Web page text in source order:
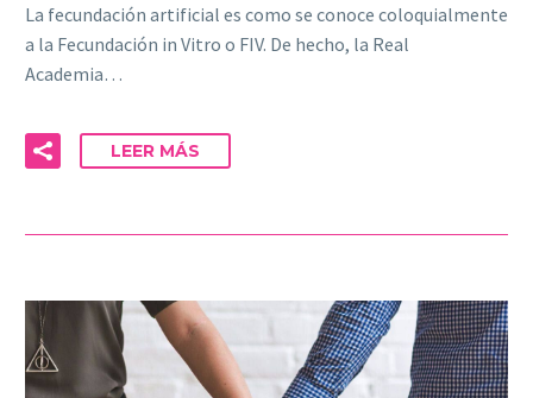
La fecundación artificial es como se conoce coloquialmente
a la Fecundación in Vitro o FIV. De hecho, la Real
Academia…
LEER MÁS